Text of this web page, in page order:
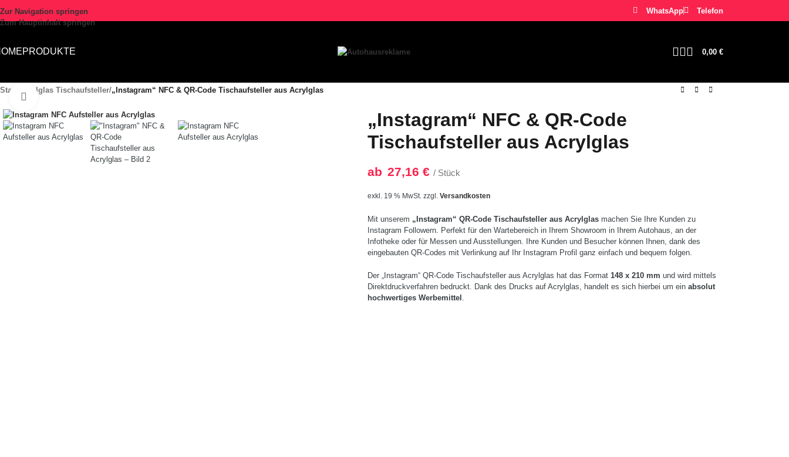
Zur Navigation springen
Zum Hauptinhalt springen
WhatsApp Telefon
PRODUKTE 0,00 €
Start Acrylglas Tischaufsteller/„Instagram“ NFC & QR-Code Tischaufsteller aus Acrylglas
Zum Vergrößern klicken
„Instagram“ NFC & QR-Code
Tischaufsteller aus Acrylglas
ab 27,16 € / Stück
exkl. 19 % MwSt. zzgl. Versandkosten
Mit unserem „Instagram“ QR-Code Tischaufsteller aus Acrylglasmachen Sie Ihre Kunden zu
Instagram Followern. Perfekt für den Wartebereich in Ihrem Showroom in Ihrem Autohaus, an der
Infotheke oder für Messen und Ausstellungen. Ihre Kunden und Besucher können Ihnen, dank des
eingebauten QR-Codes mit Verlinkung auf Ihr Instagram Profil ganz einfach und bequem folgen.
Der „Instagram“ QR-Code Tischaufsteller aus Acrylglas hat das Format 148 x 210 mm und wird mittels
Direktdruckverfahren bedruckt. Dank des Drucks auf Acrylglas, handelt es sich hierbei um ein absolut
hochwertiges Werbemittel .